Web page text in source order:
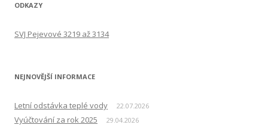
ODKAZY
SVJ Pejevové 3219 až 3134
NEJNOVĚJŠÍ INFORMACE
Letní odstávka teplé vody 22.07.2026
Vyúčtování za rok 2025 29.04.2026